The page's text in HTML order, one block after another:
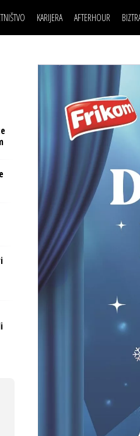
KARIJERA
MOJ UGAO
USAVRŠAVANJE
KNOW-HOW
AFTERHOUR
AUTO SVET
STIL
WELLBEING
POSAO
MOJ UGAO
KNOW-HOW
FILM I SCENA
AUTO SVET
WELLBEING